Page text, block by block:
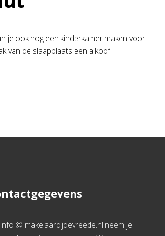
je ook nog een kinderkamer maken voor
van de slaapplaats een alkoof.
@ makelaardijdevreede.nl neem je